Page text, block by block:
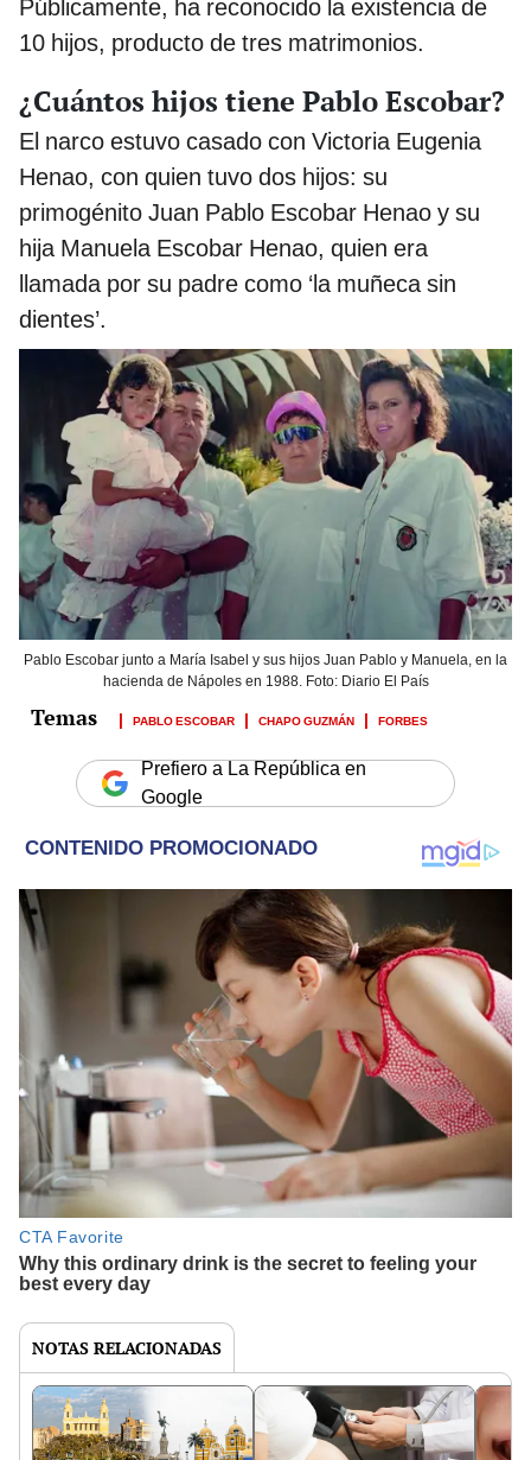
Públicamente, ha reconocido la existencia de
10 hijos, producto de tres matrimonios.
¿Cuántos hijos tiene Pablo Escobar?
El narco estuvo casado con Victoria Eugenia
Henao, con quien tuvo dos hijos: su
primogénito Juan Pablo Escobar Henao y su
hija Manuela Escobar Henao, quien era
llamada por su padre como ‘la muñeca sin
dientes’.
Pablo Escobar junto a María Isabel y sus hijos Juan Pablo y Manuela, en la
hacienda de Nápoles en 1988. Foto: Diario El País
PABLO ESCOBAR CHAPO GUZMÁN FORBES
Prefiero a La República en
Google
NOTAS RELACIONADAS